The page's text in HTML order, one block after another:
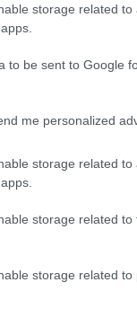
storage related
to be sent to Google
me personalized
storage related to
storage related
storage related to
bezahlen
auf der
Ein Gang zur
auch zu einem
so schnell
ist wirklich alles.